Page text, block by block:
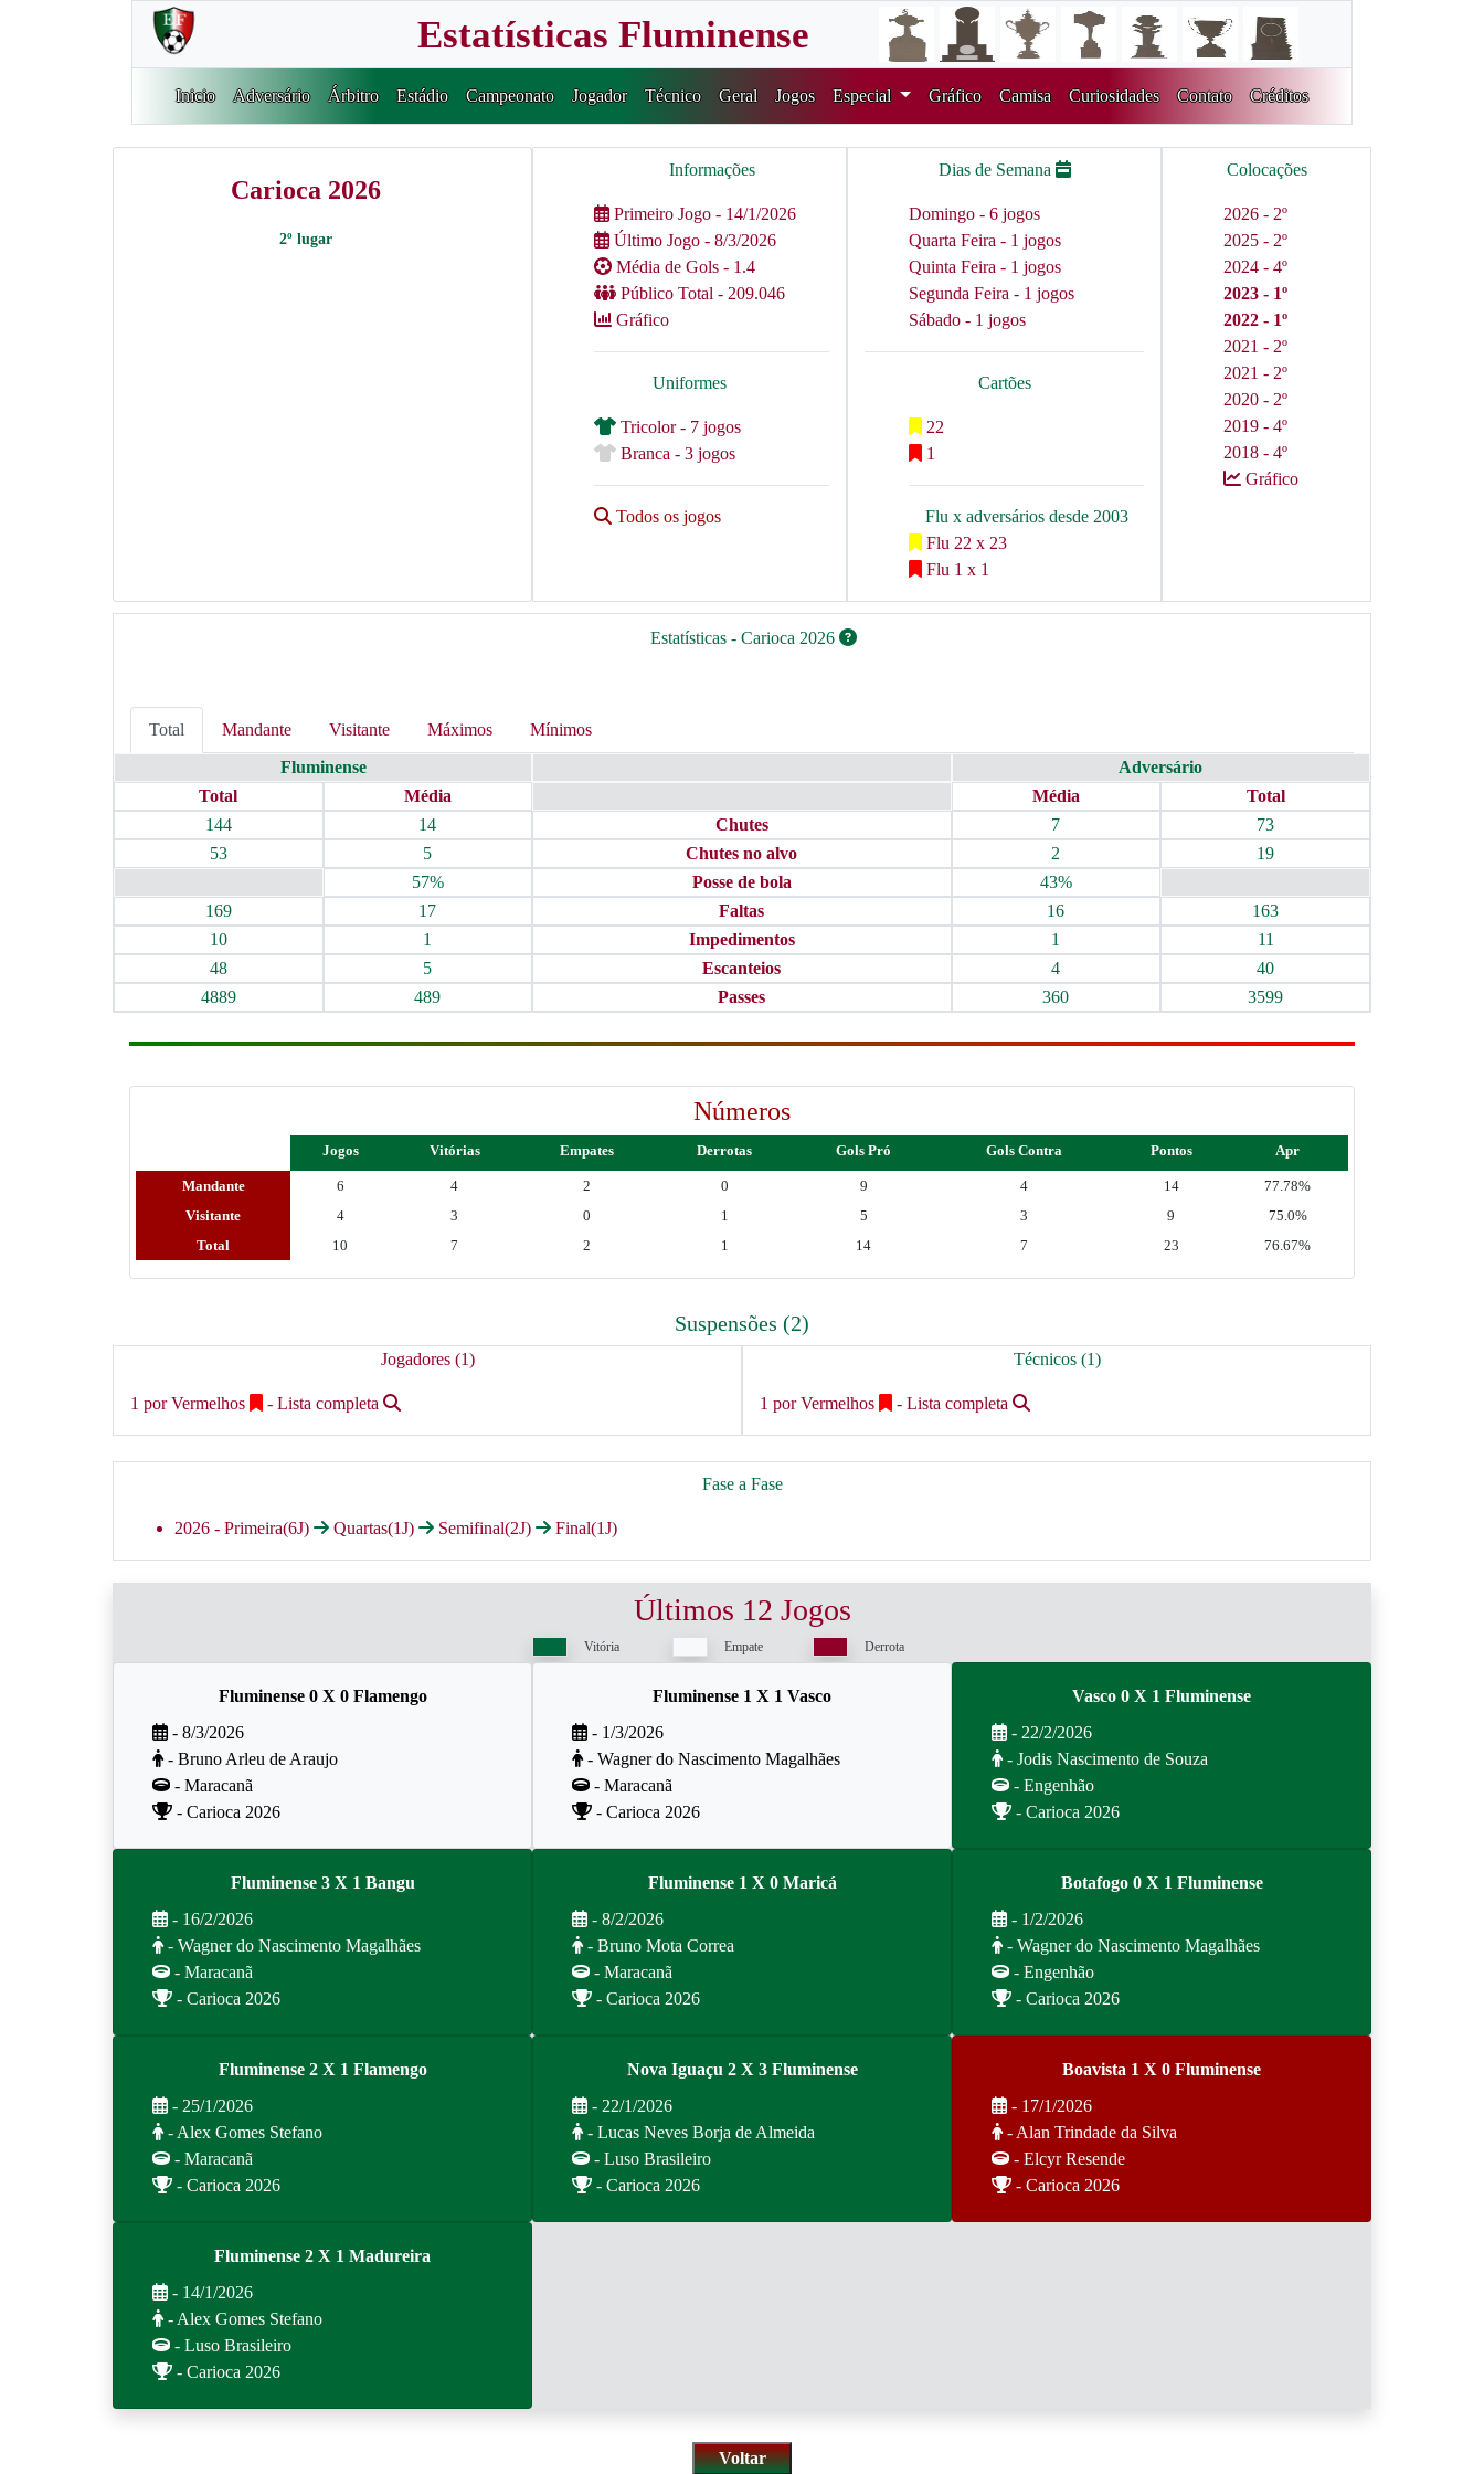
Estatísticas Fluminense
Inicio Adversário Árbitro Estádio Campeonato Jogador Técnico Geral Jogos Especial Gráfico Camisa Curiosidades Contato Créditos
Carioca 2026
2º lugar
Informações
Primeiro Jogo - 14/1/2026
Último Jogo - 8/3/2026
Média de Gols - 1.4
Público Total - 209.046
Gráfico
Uniformes
Tricolor - 7 jogos
Branca - 3 jogos
Todos os jogos
Dias de Semana
Domingo - 6 jogos
Quarta Feira - 1 jogos
Quinta Feira - 1 jogos
Segunda Feira - 1 jogos
Sábado - 1 jogos
Cartões
22
1
Flu x adversários desde 2003
Flu 22 x 23
Flu 1 x 1
Colocações
2026 - 2º
2025 - 2º
2024 - 4º
2023 - 1º
2022 - 1º
2021 - 2º
2021 - 2º
2020 - 2º
2019 - 4º
2018 - 4º
Gráfico
Estatísticas - Carioca 2026
Total Mandante Visitante Máximos
Mínimos
Fluminense
Adversário
Total
Média Média
Total
144
14 Chutes 7
73
53
5 Chutes no alvo 2
19
57%
Posse de bola
43%
169
17 Faltas 16
163
10
1 Impedimentos 1
11
48
5 Escanteios 4
40
4889
489 Passes 360 3599
Números
Jogos Vitórias Empates Derrotas Gols Pró Gols Contra Pontos Apr
Mandante 6 4 2 0 9 4 14
77.78%
Visitante
4 3 0 1 5 3 9
75.0%
Total
10 7 2 1 14 7 23 76.67%
Suspensões (2)
Jogadores (1)
1 por Vermelhos - Lista completa
Técnicos (1)
1 por Vermelhos - Lista completa
Fase a Fase
2026 - Primeira(6J) Quartas(1J) Semifinal(2J) Final(1J)
Últimos 12 Jogos
Vitória Empate Derrota
Fluminense 0 X 0 Flamengo
- 8/3/2026
- Bruno Arleu de Araujo
- Maracanã
- Carioca 2026
Fluminense 1 X 1 Vasco
- 1/3/2026
- Wagner do Nascimento Magalhães
- Maracanã
- Carioca 2026
Vasco 0 X 1 Fluminense
- 22/2/2026
- Jodis Nascimento de Souza
- Engenhão
- Carioca 2026
Fluminense 3 X 1 Bangu
- 16/2/2026
- Wagner do Nascimento Magalhães
- Maracanã
- Carioca 2026
Fluminense 1 X 0 Maricá
- 8/2/2026
- Bruno Mota Correa
- Maracanã
- Carioca 2026
Botafogo 0 X 1 Fluminense
- 1/2/2026
- Wagner do Nascimento Magalhães
- Engenhão
- Carioca 2026
Fluminense 2 X 1 Flamengo
- 25/1/2026
- Alex Gomes Stefano
- Maracanã
- Carioca 2026
Nova Iguaçu 2 X 3 Fluminense
- 22/1/2026
- Lucas Neves Borja de Almeida
- Luso Brasileiro
- Carioca 2026
Boavista 1 X 0 Fluminense
- 17/1/2026
- Alan Trindade da Silva
- Elcyr Resende
- Carioca 2026
Fluminense 2 X 1 Madureira
- 14/1/2026
- Alex Gomes Stefano
- Luso Brasileiro
- Carioca 2026